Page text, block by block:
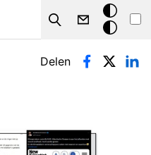
Search
Donkere
modus
Delen